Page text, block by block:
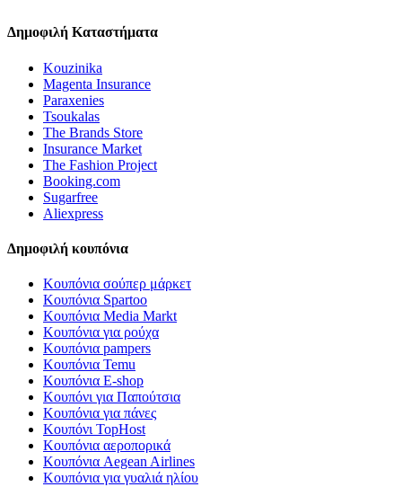
Δημοφιλή Καταστήματα
Kouzinika
Magenta Insurance
Paraxenies
Tsoukalas
The Brands Store
Insurance Market
The Fashion Project
Booking.com
Sugarfree
Aliexpress
Δημοφιλή κουπόνια
Κουπόνια σούπερ μάρκετ
Κουπόνια Spartoo
Κουπόνια Media Markt
Κουπόνια για ρούχα
Κουπόνια pampers
Κουπόνια Temu
Κουπόνια E-shop
Κουπόνι για Παπούτσια
Κουπόνια για πάνες
Κουπόνι TopHost
Κουπόνια αεροπορικά
Κουπόνια Aegean Airlines
Κουπόνια για γυαλιά ηλίου